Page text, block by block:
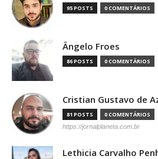
95 POSTS 0 COMENTÁRIOS
Ângelo Froes
86 POSTS 0 COMENTÁRIOS
Cristian Gustavo de
81 POSTS 0 COMENTÁRIOS
https://jornalplaneta.com.br
Lethicia Carvalho